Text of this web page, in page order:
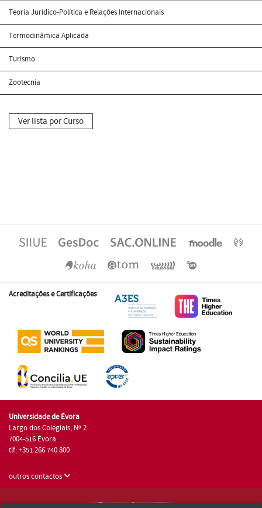
Teoria Jurídico-Política e Relações Internacionais
Termodinâmica Aplicada
Turismo
Zootecnia
Ver lista por Curso
Acreditações e Certificações
Universidade de Évora
Largo dos Colegiais, Nº 2
7004-516 Évora
tlf: +351 266 740 800
outros contactos